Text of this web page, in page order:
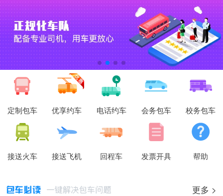
定制包车 优享约车 电话约车 会务包车 校务包车
接送火车 接送飞机 回程车 发票开具 帮助
更多 >